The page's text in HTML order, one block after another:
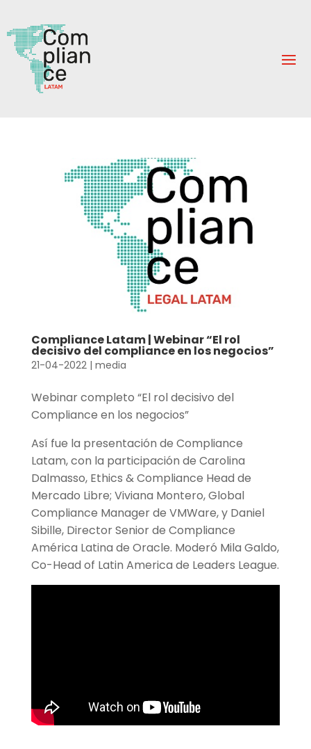
Compliance Latam | Webinar “El rol
decisivo del compliance en los negocios”
21-04-2022| media
Webinar completo “El rol decisivo del
Compliance en los negocios”
Así fue la presentación de Compliance
Latam, con la participación de Carolina
Dalmasso, Ethics & Compliance Head de
Mercado Libre; Viviana Montero, Global
Compliance Manager de VMWare, y Daniel
Sibille, Director Senior de Compliance
América Latina de Oracle. Moderó Mila Galdo,
Co-Head of Latin America de Leaders League.